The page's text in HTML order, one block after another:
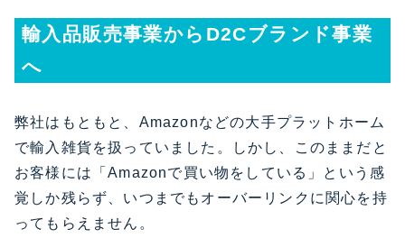
輸入品販売事業からD2Cブランド事業
へ
弊社はもともと、Amazonなどの大手プラットホーム
で輸入雑貨を扱っていました。しかし、このままだと
お客様には「Amazonで買い物をしている」という感
覚しか残らず、いつまでもオーバーリンクに関心を持
ってもらえません。